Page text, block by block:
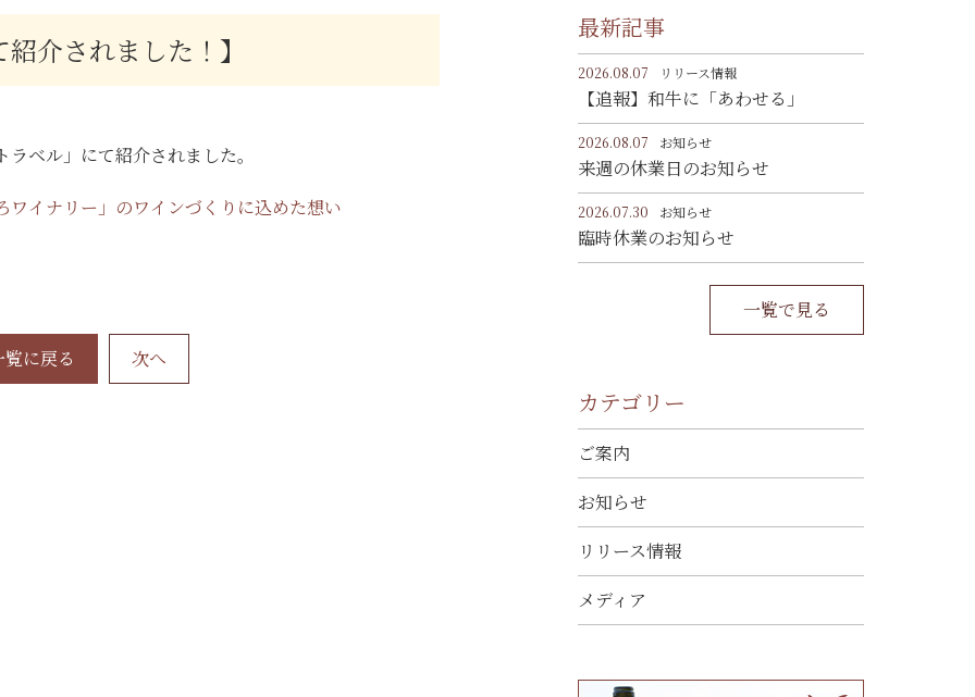
介されました！】
ベル」にて紹介されました。
イナリー」のワインづくりに込めた想い
覧に戻る 次へ
最新記事
2026.08.07 リリース情報
【追報】和牛に「あわせる」
2026.08.07 お知らせ
来週の休業日のお知らせ
2026.07.30 お知らせ
臨時休業のお知らせ
一覧で見る
カテゴリー
ご案内
お知らせ
リリース情報
メディア